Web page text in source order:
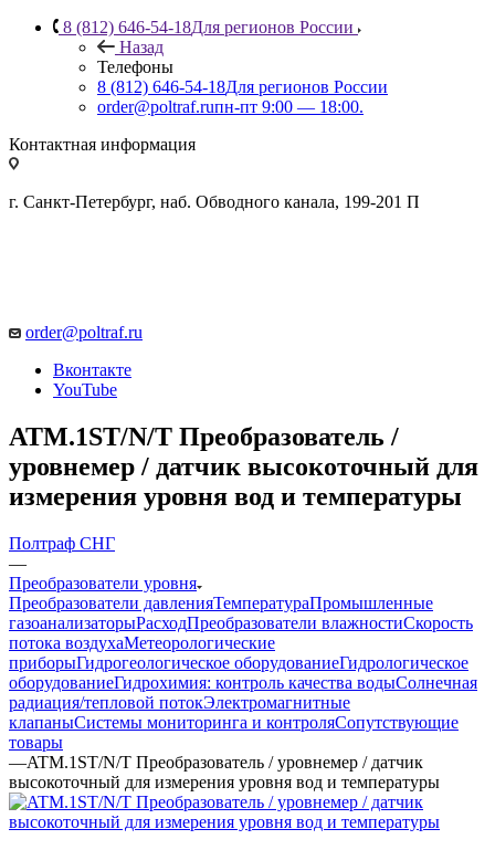
8 (812) 646-54-18Для регионов России
Назад
Телефоны
8 (812) 646-54-18Для регионов России
order@poltraf.ruпн-пт 9:00 — 18:00.
Контактная информация
г. Санкт-Петербург, наб. Обводного канала, 199-201 П
order@poltraf.ru
Вконтакте
YouTube
ATM.1ST/N/T Преобразователь /
уровнемер / датчик высокоточный для
измерения уровня вод и температуры
Полтраф СНГ
—
Преобразователи уровня
Преобразователи давленияТемператураПромышленные
газоанализаторыРасходПреобразователи влажностиСкорость
потока воздухаМетеорологические
приборыГидрогеологическое оборудованиеГидрологическое
оборудованиеГидрохимия: контроль качества водыСолнечная
радиация/тепловой потокЭлектромагнитные
клапаныСистемы мониторинга и контроляСопутствующие
товары
—ATM.1ST/N/T Преобразователь / уровнемер / датчик
высокоточный для измерения уровня вод и температуры